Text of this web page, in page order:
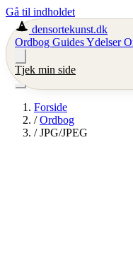
Gå til indholdet
densortekunst.dk
Ordbog GuidesYdelser
Tjek min side
Forside
/ Ordbog
/ JPG/JPEG